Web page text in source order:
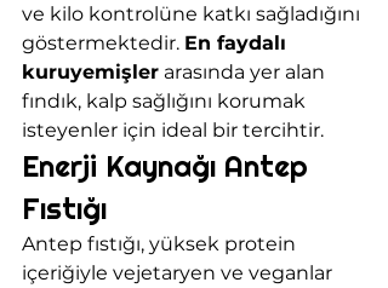
ve kilo kontrolüne katkı sağladığını
göstermektedir. En faydalı
kuruyemişler arasında yer alan
fındık, kalp sağlığını korumak
isteyenler için ideal bir tercihtir.
Enerji Kaynağı Antep
Fıstığı
Antep fıstığı, yüksek protein
içeriğiyle vejetaryen ve veganlar